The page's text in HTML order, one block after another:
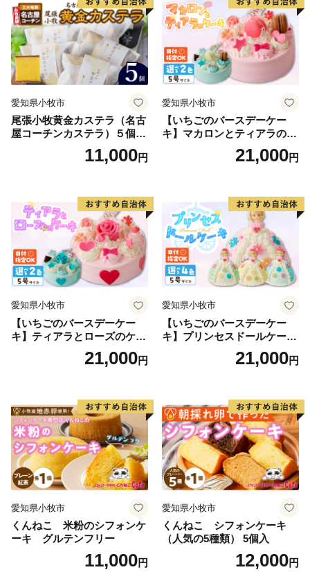
愛知県小牧市
尾張小牧黄金カステラ（名古
屋コーチンカステラ）５個入
名古屋コーチン カステラ ザ
ラメ 常温 愛知県 小牧市 アン
11,000円
愛知県小牧市
【いちごのバースデーケー
キ】マカロンとティアラのケ
ーキ スイーツ 日時指定可 デ
ザート 洋菓子 お取り寄せ 愛
デコレーションケーキ ホー
ルケーキ
21,000円
愛知県小牧市
【いちごのバースデーケー
キ】ティアラとローズのケー
キ スイーツ デザート 洋菓
子 お取り寄せ 愛知県 小牧市
レーション ホールケーキ 日
時指定可
21,000円
愛知県小牧市
【いちごのバースデーケー
キ】プリンセスドールケーキ
日時指定可 スイーツ デザー
ト 洋菓子 お取り寄せ 愛知県
デコレーションケーキ ホー
ルケーキ 人形 かわいい こど
も
21,000円
愛知県小牧市
くんねこ 米粉のシフォンケ
ーキ グルテンフリー
11,000円
愛知県小牧市
くんねこ シフォンケーキ
（人気の5種類） 5個入
12,000円